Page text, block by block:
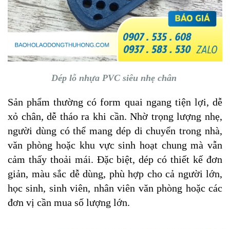
Dép lỗ nhựa PVC siêu nhẹ chân
Sản phẩm thường có form quai ngang tiện lợi, dễ
xỏ chân, dễ tháo ra khi cần. Nhờ trọng lượng nhẹ,
người dùng có thể mang dép di chuyển trong nhà,
văn phòng hoặc khu vực sinh hoạt chung mà vẫn
cảm thấy thoải mái. Đặc biệt, dép có thiết kế đơn
giản, màu sắc dễ dùng, phù hợp cho cả người lớn,
học sinh, sinh viên, nhân viên văn phòng hoặc các
đơn vị cần mua số lượng lớn.